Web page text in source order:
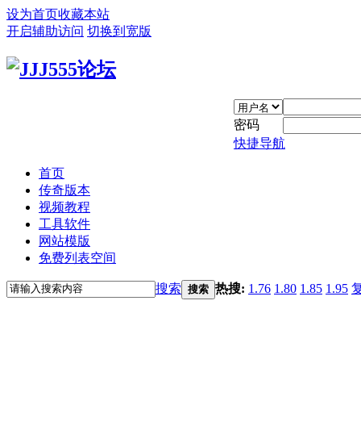
设为首页收藏本站
开启辅助访问 切换到宽版
密码
快捷导航
首页
传奇版本
视频教程
工具软件
网站模版
免费列表空间
搜索 搜索 热搜: 1.76 1.80 1.85 1.95